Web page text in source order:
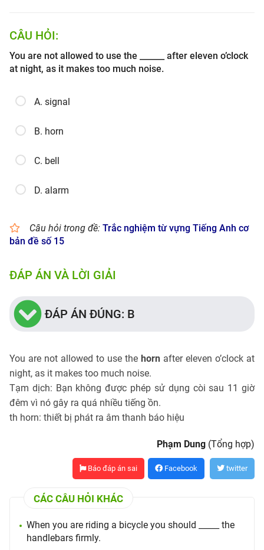
CÂU HỎI:
You are not allowed to use the ______ after eleven o’clock
at night, as it makes too much noise.
A. signal
B. horn
C. bell
D. alarm
Câu hỏi trong đề: Trắc nghiệm từ vựng Tiếng Anh cơ
bản đề số 15
ĐÁP ÁN VÀ LỜI GIẢI
ĐÁP ÁN ĐÚNG: B
You are not allowed to use the horn after eleven o’clock at
night, as it makes too much noise.
Tạm dịch: Bạn không được phép sử dụng còi sau 11 giờ
đêm vì nó gây ra quá nhiều tiếng ồn.
th horn: thiết bị phát ra âm thanh báo hiệu
Phạm Dung (Tổng hợp)
Báo đáp án sai Facebook twitter
CÁC CÂU HỎI KHÁC
When you are riding a bicycle you should _____ the
handlebars firmly.